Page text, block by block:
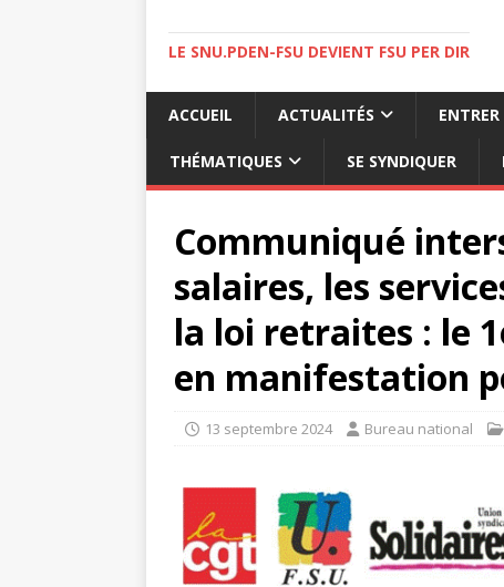
LE SNU.PDEN-FSU DEVIENT FSU PER DIR
ACCUEIL ACTUALITÉS
THÉMATIQUES SE SYNDIQUER
Communiqué
salaires, les
la loi retraites : le
en manifestation
13 septembre 2024 Bureau national